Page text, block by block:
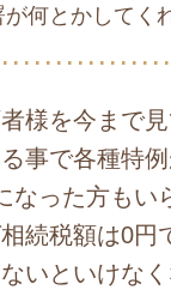
何とかしてく
様を今まで
事で各種特
なった方もい
続税額は0円
いといけな